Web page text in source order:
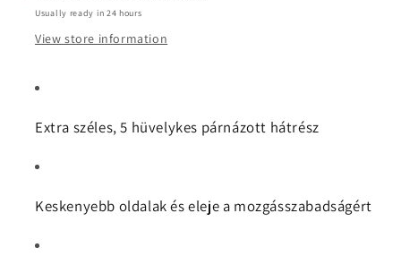
Usually ready in 24 hours
View store information
Extra széles, 5 hüvelykes párnázott hátrész
Keskenyebb oldalak és eleje a mozgásszabadságért